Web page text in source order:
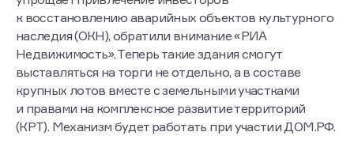
к восстановлению аварийных объектов культурного
наследия (ОКН), обратили внимание «РИА
Недвижимость». Теперь такие здания смогут
выставляться на торги не отдельно, а в составе
крупных лотов вместе с земельными участками
и правами на комплексное развитие территорий
(КРТ). Механизм будет работать при участии ДОМ.РФ.